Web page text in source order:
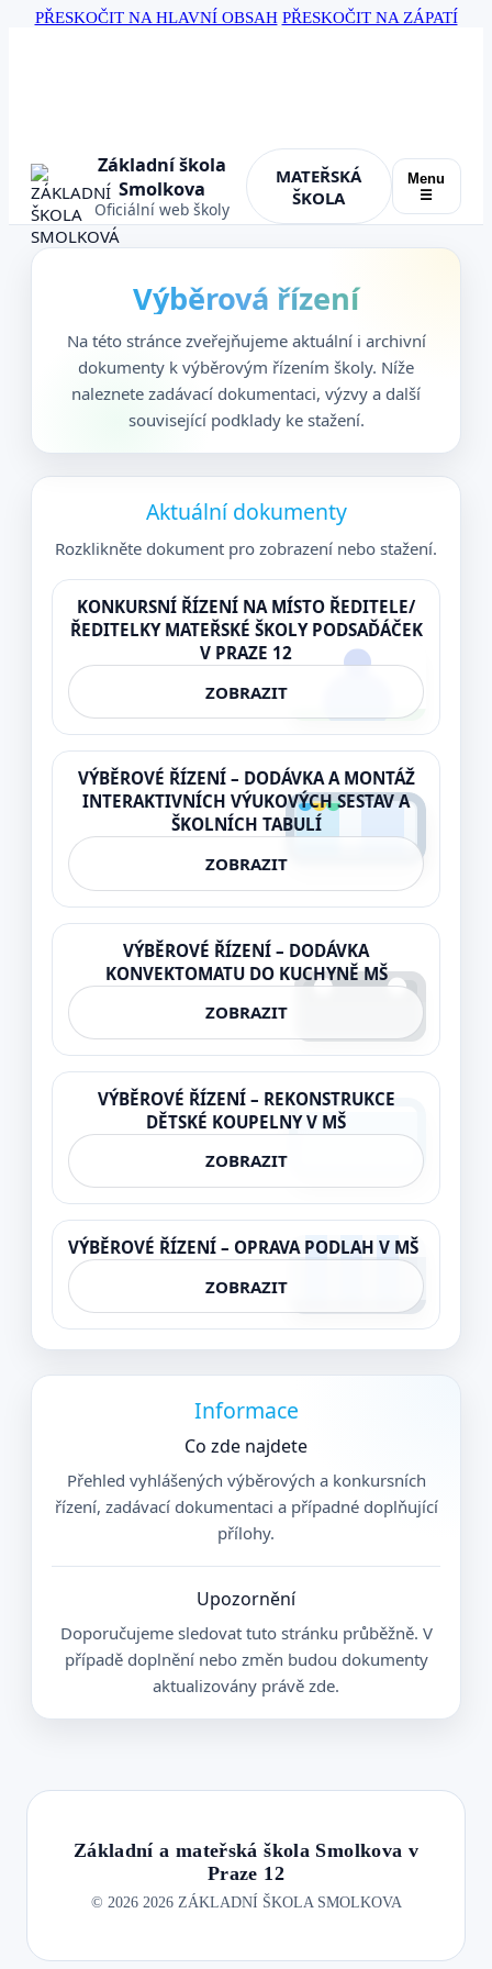
PŘESKOČIT NA HLAVNÍ OBSAH PŘESKOČIT NA ZÁPATÍ
Základní škola
Smolkova
Oficiální web školy
MATEŘSKÁ
ŠKOLA
Menu
☰
Výběrová řízení
Na této stránce zveřejňujeme aktuální i archivní
dokumenty k výběrovým řízením školy. Níže
naleznete zadávací dokumentaci, výzvy a další
související podklady ke stažení.
Aktuální dokumenty
Rozklikněte dokument pro zobrazení nebo stažení.
KONKURSNÍ ŘÍZENÍ NA MÍSTO ŘEDITELE/
ŘEDITELKY MATEŘSKÉ ŠKOLY PODSAĎÁČEK
V PRAZE 12
ZOBRAZIT
VÝBĚROVÉ ŘÍZENÍ – DODÁVKA A MONTÁŽ
INTERAKTIVNÍCH VÝUKOVÝCH SESTAV A
ŠKOLNÍCH TABULÍ
ZOBRAZIT
VÝBĚROVÉ ŘÍZENÍ – DODÁVKA
KONVEKTOMATU DO KUCHYNĚ MŠ
ZOBRAZIT
VÝBĚROVÉ ŘÍZENÍ – REKONSTRUKCE
DĚTSKÉ KOUPELNY V MŠ
ZOBRAZIT
VÝBĚROVÉ ŘÍZENÍ – OPRAVA PODLAH V MŠ
ZOBRAZIT
Informace
Co zde najdete
Přehled vyhlášených výběrových a konkursních
řízení, zadávací dokumentaci a případné doplňující
přílohy.
Upozornění
Doporučujeme sledovat tuto stránku průběžně. V
případě doplnění nebo změn budou dokumenty
aktualizovány právě zde.
Základní a mateřská škola Smolkova v
Praze 12
© 20262026 ZÁKLADNÍ ŠKOLA SMOLKOVA